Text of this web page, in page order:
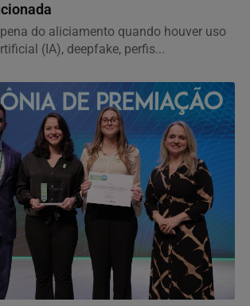
do aliciamento quando houver uso
(IA), deepfake, perfis...